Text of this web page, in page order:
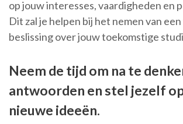
op jouw interesses, vaardigheden en
Dit zal je helpen bij het nemen van
beslissing over jouw toekomstige
Neem de tijd om na te
antwoorden en stel jezelf
nieuwe ideeën.